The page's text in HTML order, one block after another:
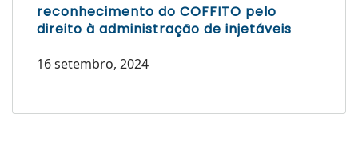
reconhecimento do COFFITO pelo
direito à administração de injetáveis
16 setembro, 2024